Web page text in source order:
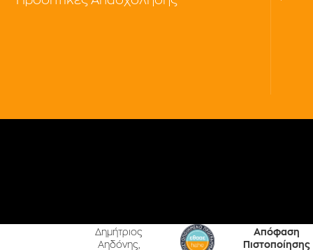
Δημήτριος
Αηδόνης,
Απόφαση
Πιστοποίησης